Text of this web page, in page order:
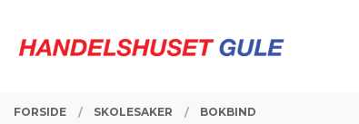
innholdet
FORSIDE SKOLESAKER BOKBIND